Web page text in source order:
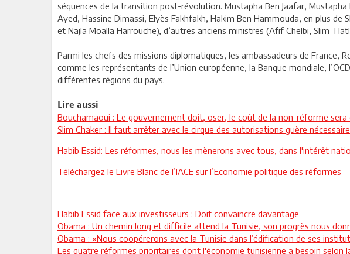
séquences de la transition post-révolution. Mustapha Ben Jaafar,
Ayed, Hassine Dimassi, Elyès Fakhfakh, Hakim Ben Hammouda, en plus
et Najla Moalla Harrouche), d’autres anciens ministres (Afif Chelbi, Slim
Parmi les chefs des missions diplomatiques, les ambassadeurs de France,
comme les représentants de l’Union européenne, la Banque mondiale,
différentes régions du pays.
Lire aussi
Bouchamaoui : Le gouvernement doit, oser, le coût de la non-réforme
Slim Chaker : Il faut arrêter avec le cirque des autorisations guère
Habib Essid: Les réformes, nous les mènerons avec tous, dans l'intérêt
Téléchargez le Livre Blanc de l’IACE sur l’Economie politique des réformes
Habib Essid face aux investisseurs : Doit convaincre davantage
Obama : Un chemin long et difficile attend la Tunisie, son progrès nous
Obama : «Nous coopérerons avec la Tunisie dans l’édification de ses
Les quatre réformes prioritaires dont l'économie tunisienne a besoin selon